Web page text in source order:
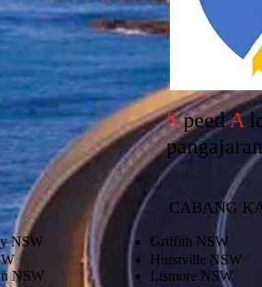
SpeedA
pangajaran
CABANG
NSW
NSW
Griffith NSW
Hurstville NSW
Lismore NSW